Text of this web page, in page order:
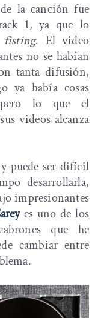
la canción fue
1, ya que lo
fisting. El video
no se habían
tanta difusión,
ya había cosas
pero lo que el
videos alcanza
puede ser difícil
desarrollarla,
impresionantes
es uno de los
que he
cambiar entre